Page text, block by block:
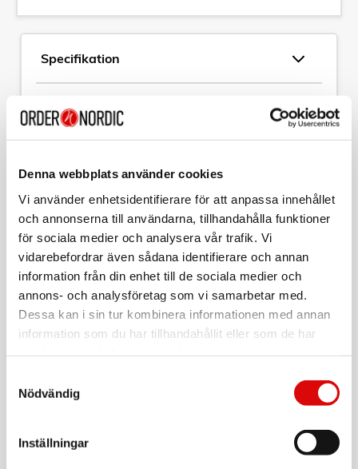
Denna webbplats använder cookies
Vi använder enhetsidentifierare för att anpassa innehållet
och annonserna till användarna, tillhandahålla funktioner
för sociala medier och analysera vår trafik. Vi
vidarebefordrar även sådana identifierare och annan
information från din enhet till de sociala medier och
annons- och analysföretag som vi samarbetar med.
Dessa kan i sin tur kombinera informationen med annan
information som du har tillhandahållit eller som de har
Nödvändig
Inställningar
Specifikation
Beskrivning
EAN-kod:
7330545500271
24
Erik II Wall LED
Erik II är en stilren liten cylinderformad väggarmatur i tidlös
modern design som ger er vackert ljus både upp och ner på
din fasad. Erik II är en LED COB armatur med reflektorteknik
och en färgtemperatur på 3000 Kelvin. IP65 klassad för att
tåla tuffare klimat. Erik II finns i tre olika färger, vit, corten och
antracit.
Specifikationer
Ljusfärg: Varmvit
Färgtemperatur (K): 3000
Tillbehör